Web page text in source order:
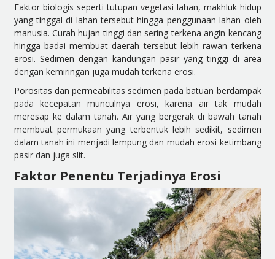
Faktor biologis seperti tutupan vegetasi lahan, makhluk hidup
yang tinggal di lahan tersebut hingga penggunaan lahan oleh
manusia. Curah hujan tinggi dan sering terkena angin kencang
hingga badai membuat daerah tersebut lebih rawan terkena
erosi. Sedimen dengan kandungan pasir yang tinggi di area
dengan kemiringan juga mudah terkena erosi.
Porositas dan permeabilitas sedimen pada batuan berdampak
pada kecepatan munculnya erosi, karena air tak mudah
meresap ke dalam tanah. Air yang bergerak di bawah tanah
membuat permukaan yang terbentuk lebih sedikit, sedimen
dalam tanah ini menjadi lempung dan mudah erosi ketimbang
pasir dan juga slit.
Faktor Penentu Terjadinya Erosi